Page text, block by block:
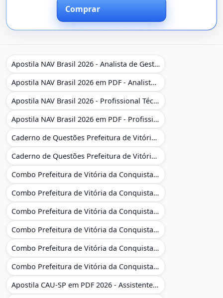
Comprar
Apostila NAV Brasil 2026 - Analista de Gestão
Apostila NAV Brasil 2026 em PDF - Analista de Gestão
Apostila NAV Brasil 2026 - Profissional Técnico de Navegação Aérea - Operador de Torre de Controle
Apostila NAV Brasil 2026 em PDF - Profissional Técnico de Navegação Aérea - Operador de Torre de Controle
Caderno de Questões Prefeitura de Vitória da Conquista - BA - Conhecimentos Gerais - 450 Questões Gabaritadas
Caderno de Questões Prefeitura de Vitória da Conquista em PDF - BA - Conhecimentos Gerais - 450 Questões Gabaritadas
Combo Prefeitura de Vitória da Conquista - BA 2026 - Monitor Escolar (Educação Infantil e Cobertura das AC'S)
Combo Prefeitura de Vitória da Conquista - BA 2026 - Monitor Escolar (Educação Infantil e Cobertura das AC'S)
Combo Prefeitura de Vitória da Conquista - BA 2026 - Monitor Escolar (Suporte às Crianças com Deficiência)
Combo Prefeitura de Vitória da Conquista - BA 2026 - Monitor Escolar (Suporte às Crianças com Deficiência)
Combo Prefeitura de Vitória da Conquista - BA 2026 - Pedagogo - Zona Urbana e/ou Rural
Combo Prefeitura de Vitória da Conquista - BA 2026 - Pedagogo - Zona Urbana e/ou Rural
Apostila CAU-SP em PDF 2026 - Assistente Técnico - Administrativo